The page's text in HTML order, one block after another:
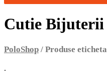
Cutie Bijuterii
PoloShop / Produse
.